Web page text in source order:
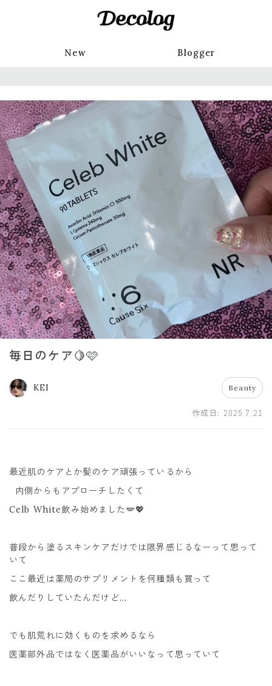
New Blogger
毎日のケア🍋🩷
KEI Beauty
作成日: 2025.7.21
最近肌のケアとか髪のケア頑張っているから
内側からもアプローチしたくて
Celb White飲み始めました🪽💖
普段から塗るスキンケアだけでは限界感じるなーって思って
いて
ここ最近は薬局のサプリメントを何種類も買って
飲んだりしていたんだけど…
でも肌荒れに効くものを求めるなら
医薬部外品ではなく医薬品がいいなって思っていて